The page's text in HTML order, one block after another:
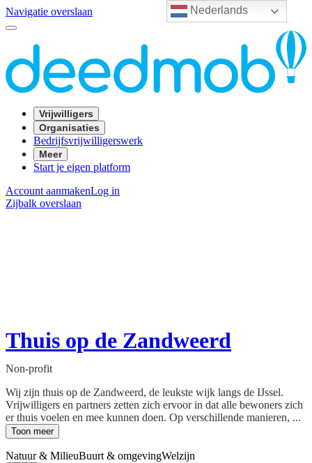
Nederlands
Navigatie overslaan
Vrijwilligers
Organisaties
Bedrijfsvrijwilligerswerk
Meer
Start je eigen platform
Account aanmakenLog in
Zijbalk overslaan
Thuis op de Zandweerd
Non-profit
Wij zijn thuis op de Zandweerd, de leukste wijk langs de IJssel.
Vrijwilligers en partners zetten zich ervoor in dat alle bewoners zich
er thuis voelen en mee kunnen doen. Op verschillende manieren, ...
Toon meer
Natuur & MilieuBuurt & omgevingWelzijn